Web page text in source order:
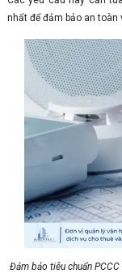
nhất để đảm bảo an toàn
Đảm bảo tiêu chuẩn